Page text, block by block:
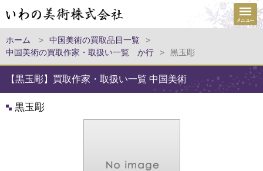
ホーム > 中国美術の買取品目一覧
>
中国美術の買取作家・取扱い一覧 か行
> 黒玉彫
【黒玉彫】買取作家・取扱い一覧 中国美術
黒玉彫